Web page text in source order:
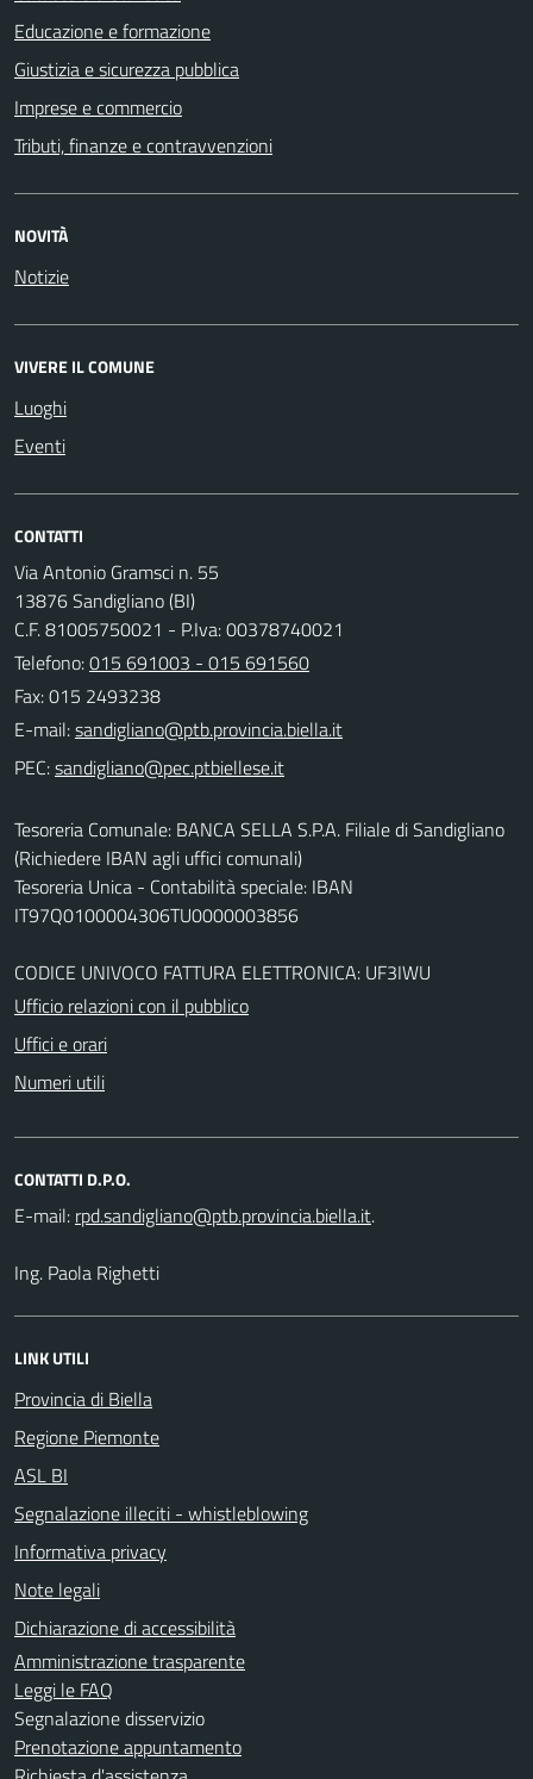
Educazione e formazione
Giustizia e sicurezza pubblica
Imprese e commercio
Tributi, finanze e contravvenzioni
NOVITÀ
Notizie
VIVERE IL COMUNE
Luoghi
Eventi
CONTATTI
Via Antonio Gramsci n. 55
13876 Sandigliano (BI)
C.F. 81005750021 - P.Iva: 00378740021
Telefono:015 691003 - 015 691560
Fax: 015 2493238
E-mail:
PEC:
Tesoreria Comunale: BANCA SELLA S.P.A. Filiale di Sandigliano
(Richiedere IBAN agli uffici comunali)
Tesoreria Unica - Contabilità speciale: IBAN
IT97Q0100004306TU0000003856
CODICE UNIVOCO FATTURA ELETTRONICA: UF3IWU
Ufficio relazioni con il pubblico
Uffici e orari
Numeri utili
CONTATTI D.P.O.
E-mail:
.
Ing. Paola Righetti
LINK UTILI
Provincia di Biella
Regione Piemonte
ASL BI
Segnalazione illeciti - whistleblowing
Informativa privacy
Note legali
Dichiarazione di accessibilità
Amministrazione trasparente
Leggi le FAQ
Segnalazione disservizio
Prenotazione appuntamento